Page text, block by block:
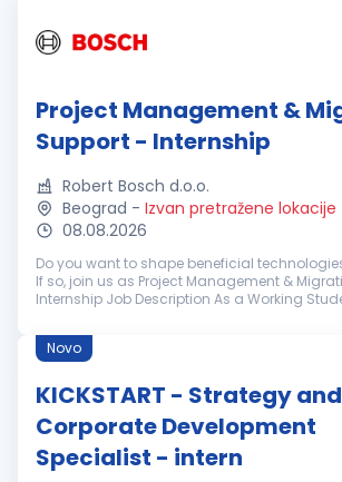
Project Management &
Support - Internship
Robert Bosch d.o.o.
Beograd - Izvan pretražene lokacije
08.08.2026
Do you want to shape beneficial
If so, join us as Project Management & Migration Support -
Internship Job Description As a Working Student, you will
Novo
KICKSTART - Strategy and
Corporate Development
Specialist - intern